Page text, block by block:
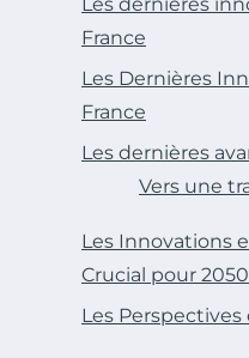
France
Les Dernières
France
Les dernières
Vers une
Les Innovations
Crucial pour 2050
Les